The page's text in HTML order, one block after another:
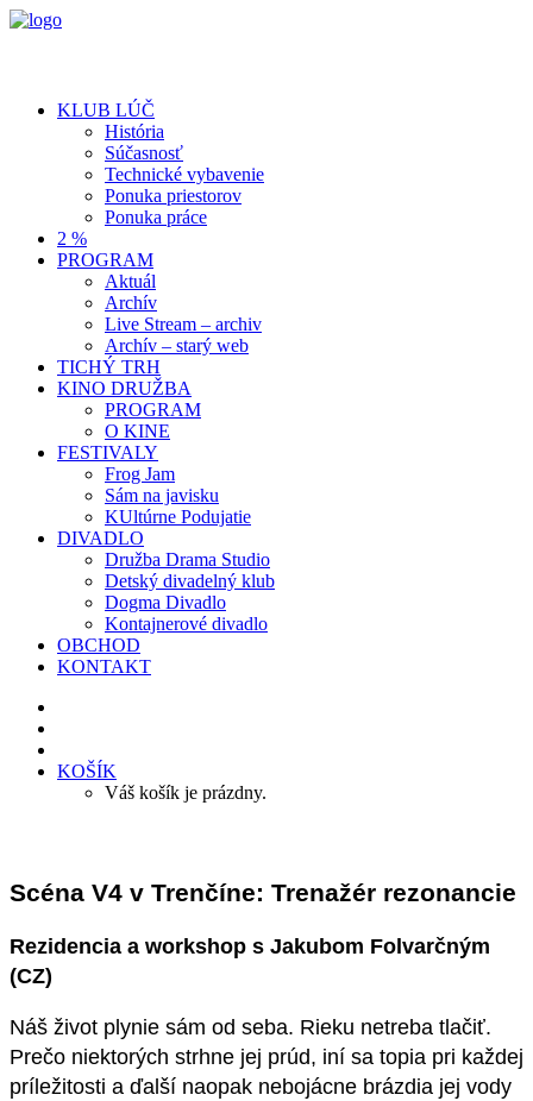
KLUB LÚČ
História
Súčasnosť
Technické vybavenie
Ponuka priestorov
Ponuka práce
2 %
PROGRAM
Aktuál
Archív
Live Stream – archiv
Archív – starý web
TICHÝ TRH
KINO DRUŽBA
PROGRAM
O KINE
FESTIVALY
Frog Jam
Sám na javisku
KUltúrne Podujatie
DIVADLO
Družba Drama Studio
Detský divadelný klub
Dogma Divadlo
Kontajnerové divadlo
OBCHOD
KONTAKT
KOŠÍK
Váš košík je prázdny.
Scéna V4 v Trenčíne: Trenažér rezonancie
Rezidencia a workshop s Jakubom Folvarčným
(CZ)
Náš život plynie sám od seba. Rieku netreba tlačiť.
Prečo niektorých strhne jej prúd, iní sa topia pri každej
príležitosti a ďalší naopak nebojácne brázdia jej vody